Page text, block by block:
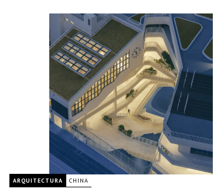
ARQUITECTURA CHINA